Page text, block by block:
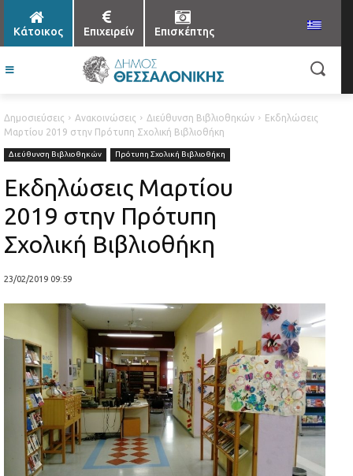
Κάτοικος Επιχειρείν Επισκέπτης
Δημοσιεύσεις Ανακοινώσεις Διεύθυνση Βιβλιοθηκών
Εκδηλώσεις
Μαρτίου 2019 στην Πρότυπη Σχολική Βιβλιοθήκη
Διεύθυνση Βιβλιοθηκών Πρότυπη Σχολική Βιβλιοθήκη
Εκδηλώσεις Μαρτίου
2019 στην Πρότυπη
Σχολική Βιβλιοθήκη
23/02/2019 09:59